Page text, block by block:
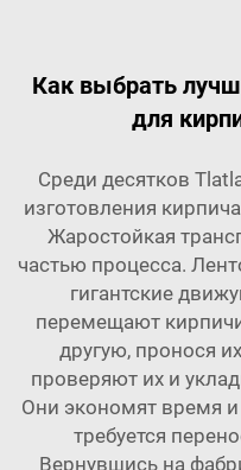
Как выбрать
для
Среди десятков
изготовления
Жаростойкая
частью процесса.
гигантские
перемещают
другую, пронося
проверяют их и
Они экономят время
требуется
Вернувшись на